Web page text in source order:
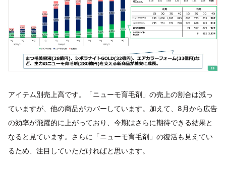
アイテム別売上高です。「ニューモ育毛剤」の売上の割合は減っ
ていますが、他の商品がカバーしています。加えて、8月から広告
の効率が飛躍的に上がっており、今期はさらに期待できる結果と
なると見ています。さらに「ニューモ育毛剤」の復活も見えてい
るため、注目していただければと思います。